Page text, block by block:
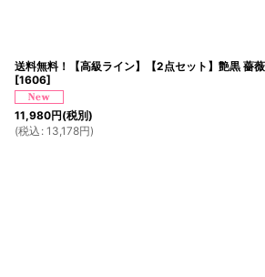
送料無料！【高級ライン】【2点セット】艶黒 薔
[1606]
11,980円(税別)
(税込 : 13,178円)